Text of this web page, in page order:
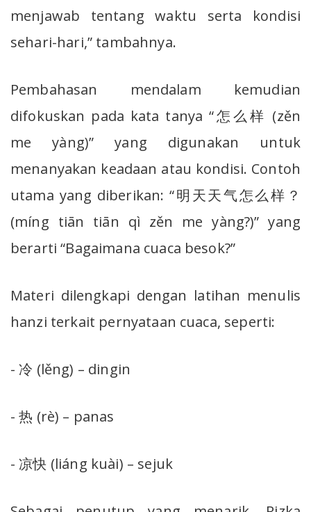
menjawab tentang waktu serta kondisi
sehari-hari,” tambahnya.
Pembahasan mendalam kemudian
difokuskan pada kata tanya “怎么样 (zěn
me yàng)” yang digunakan untuk
menanyakan keadaan atau kondisi. Contoh
utama yang diberikan: “明天天气怎么样？
(míng tiān tiān qì zěn me yàng?)” yang
berarti “Bagaimana cuaca besok?”
Materi dilengkapi dengan latihan menulis
hanzi terkait pernyataan cuaca, seperti:
- 冷 (lěng) – dingin
- 热 (rè) – panas
- 凉快 (liáng kuài) – sejuk